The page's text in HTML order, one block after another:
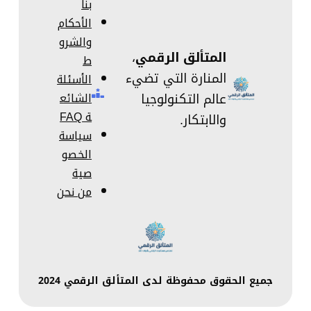
المتألق الرقمي،
المنارة التي تضيء
عالم التكنولوجيا
والابتكار.
الأحكام
والشرو
ط
الأسئلة
الشائع
ة FAQ
سياسة
الخصو
صية
من نحن
جميع الحقوق محفوظة لدى المتألق الرقمي 2024